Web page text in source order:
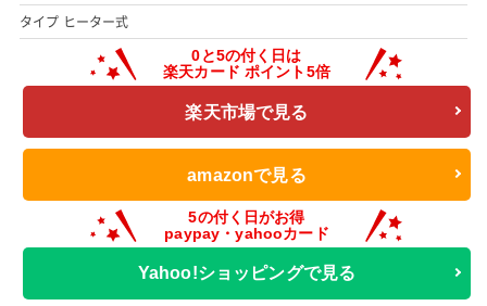
タイプ ヒーター式
楽天市場で見る
amazonで見る
Yahoo!ショッピングで見る